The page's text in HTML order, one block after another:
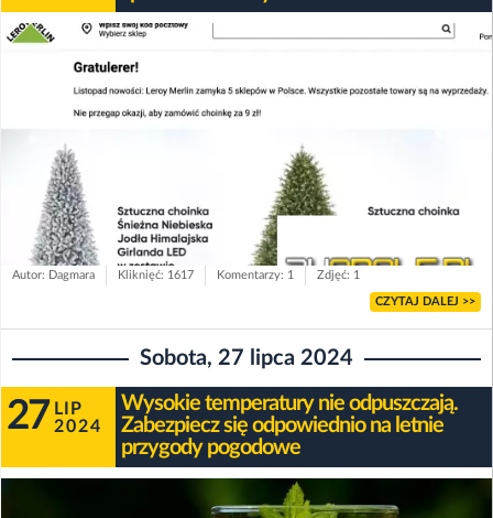
Autor: Dagmara Kliknięć: 1617 Komentarzy: 1 Zdjęć: 1
CZYTAJ DALEJ >>
Sobota, 27 lipca 2024
27 LIP
2024
Wysokie temperatury nie odpuszczają.
Zabezpiecz się odpowiednio na letnie
przygody pogodowe